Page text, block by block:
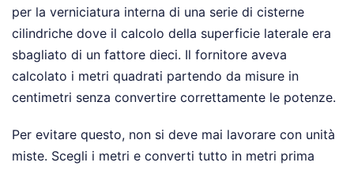
per la verniciatura interna di una serie di cisterne
cilindriche dove il calcolo della superficie laterale era
sbagliato di un fattore dieci. Il fornitore aveva
calcolato i metri quadrati partendo da misure in
centimetri senza convertire correttamente le potenze.
Per evitare questo, non si deve mai lavorare con unità
miste. Scegli i metri e converti tutto in metri prima